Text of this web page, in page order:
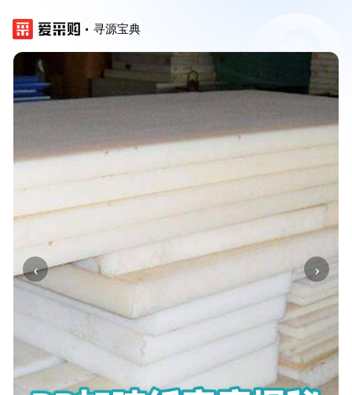
寻源宝典
‹ ›